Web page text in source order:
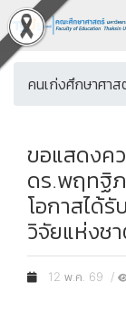
คนเก่งศึกษาศาส
ขอแสดงค
ดร.พฤทฐิ
โอกาสได้
วิจัยแห่งช
12 พ.ค. 69 /